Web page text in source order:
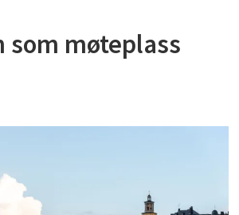
som møteplass